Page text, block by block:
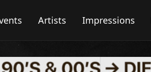
Artists Impressions